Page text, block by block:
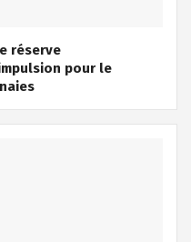
réserve
pour le